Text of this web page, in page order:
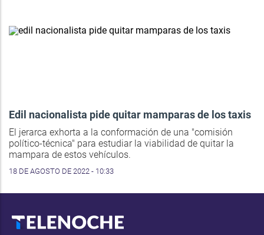
Edil nacionalista pide quitar mamparas de los taxis
El jerarca exhorta a la conformación de una "comisión
político-técnica" para estudiar la viabilidad de quitar la
mampara de estos vehículos.
18 DE AGOSTO DE 2022 - 10:33